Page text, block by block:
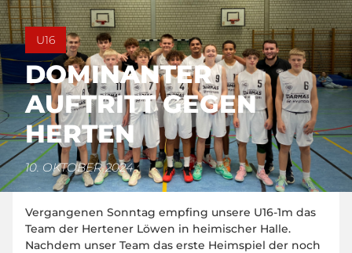
U16
DOMINANTER
AUFTRITT GEGEN
HERTEN
10. OKTOBER 2024
Vergangenen Sonntag empfing unsere U16-1m das
Team der Hertener Löwen in heimischer Halle.
Nachdem unser Team das erste Heimspiel der noch